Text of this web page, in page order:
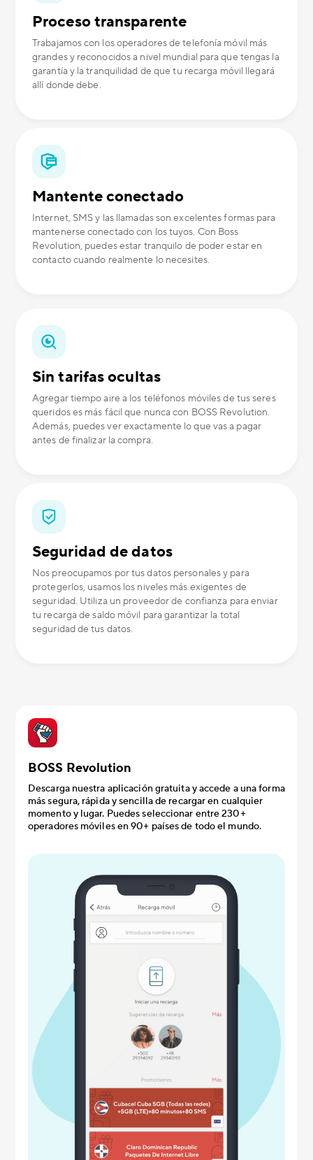
Proceso transparente
Trabajamos con los operadores de telefonía móvil más
grandes y reconocidos a nivel mundial para que tengas la
garantía y la tranquilidad de que tu recarga móvil llegará
allí donde debe.
Mantente conectado
Internet, SMS y las llamadas son excelentes formas para
mantenerse conectado con los tuyos. Con Boss
Revolution, puedes estar tranquilo de poder estar en
contacto cuando realmente lo necesites.
Sin tarifas ocultas
Agregar tiempo aire a los teléfonos móviles de tus seres
queridos es más fácil que nunca con BOSS Revolution.
Además, puedes ver exactamente lo que vas a pagar
antes de finalizar la compra.
Seguridad de datos
Nos preocupamos por tus datos personales y para
protegerlos, usamos los niveles más exigentes de
seguridad. Utiliza un proveedor de confianza para enviar
tu recarga de saldo móvil para garantizar la total
seguridad de tus datos.
BOSS Revolution
Descarga nuestra aplicación gratuita y accede a una forma
más segura, rápida y sencilla de recargar en cualquier
momento y lugar. Puedes seleccionar entre 230+
operadores móviles en 90+ países de todo el mundo.